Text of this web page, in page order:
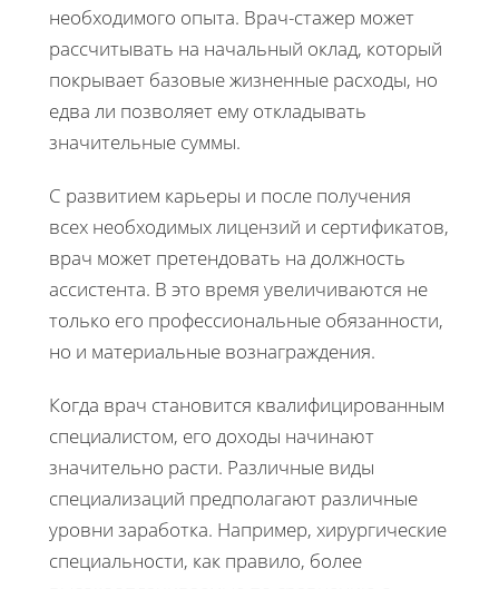
необходимого опыта. Врач-стажер может
рассчитывать на начальный оклад, который
покрывает базовые жизненные расходы, но
едва ли позволяет ему откладывать
значительные суммы.
С развитием карьеры и после получения
всех необходимых лицензий и сертификатов,
врач может претендовать на должность
ассистента. В это время увеличиваются не
только его профессиональные обязанности,
но и материальные вознаграждения.
Когда врач становится квалифицированным
специалистом, его доходы начинают
значительно расти. Различные виды
специализаций предполагают различные
уровни заработка. Например, хирургические
специальности, как правило, более